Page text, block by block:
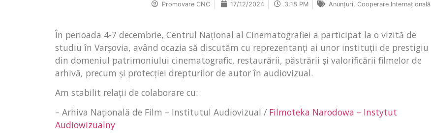
Promovare CNC 17/12/2024 3:18 PM Anunțuri, Cooperare Internațională
În perioada 4-7 decembrie, Centrul Național al Cinematografiei a participat la o vizită de
studiu în Varșovia, având ocazia să discutăm cu reprezentanți ai unor instituții de prestigiu
din domeniul patrimoniului cinematografic, restaurării, păstrării și valorificării filmelor de
arhivă, precum și protecției drepturilor de autor în audiovizual.
Am stabilit relații de colaborare cu:
– Arhiva Națională de Film – Institutul Audiovizual / Filmoteka Narodowa – Instytut
Audiowizualny